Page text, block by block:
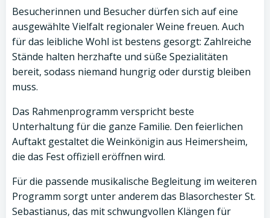
Besucherinnen und Besucher dürfen sich auf eine
ausgewählte Vielfalt regionaler Weine freuen. Auch
für das leibliche Wohl ist bestens gesorgt: Zahlreiche
Stände halten herzhafte und süße Spezialitäten
bereit, sodass niemand hungrig oder durstig bleiben
muss.
Das Rahmenprogramm verspricht beste
Unterhaltung für die ganze Familie. Den feierlichen
Auftakt gestaltet die Weinkönigin aus Heimersheim,
die das Fest offiziell eröffnen wird.
Für die passende musikalische Begleitung im weiteren
Programm sorgt unter anderem das Blasorchester St.
Sebastianus, das mit schwungvollen Klängen für